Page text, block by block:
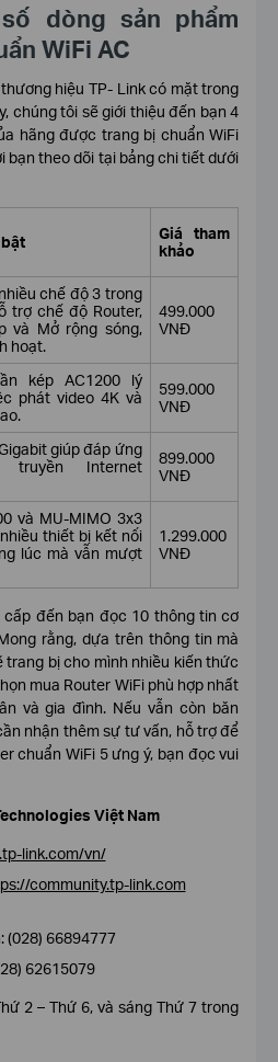
dòng sản phẩm
WiFi AC
hiệu TP- Link có mặt trong
chúng tôi sẽ giới thiệu đến bạn 4
hãng được trang bị chuẩn WiFi
bạn theo dõi tại bảng chi tiết dưới
Giá tham
khảo
chế độ 3 trong
trợ chế độ Router,
và Mở rộng sóng,
hoạt.
499.000
VNĐ
kép AC1200 lý
phát video 4K và
599.000
VNĐ
giúp đáp ứng
truyền Internet
899.000
VNĐ
và MU-MIMO 3x3
thiết bị kết nối
lúc mà vẫn mượt
1.299.000
VNĐ
đến bạn đọc 10 thông tin cơ
rằng, dựa trên thông tin mà
trang bị cho mình nhiều kiến thức
mua Router WiFi phù hợp nhất
và gia đình. Nếu vẫn còn băn
nhận thêm sự tư vấn, hỗ trợ để
chuẩn WiFi 5 ưng ý, bạn đọc vui
Việt Nam
link.com/vn/
community.tp-link.com
(028) 66894777
62615079
2 – Thứ 6, và sáng Thứ 7 trong